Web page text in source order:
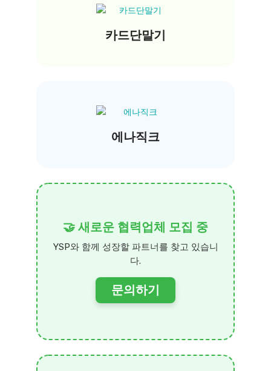
카드단말기
에나직크
🤝 새로운 협력업체 모집 중
YSP와 함께 성장할 파트너를 찾고 있습니
다.
문의하기